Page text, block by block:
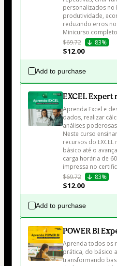
personalizados no
produtividade,
reduzindo erros
Minicurso
$69.72
83%
$12.00
Add to purchase
EXCEL Expert
Aprenda Excel e
dados, realizar
análises
Neste curso
recursos do
básico até o
carga horária de
impressa no
$69.72
83%
$12.00
Add to purchase
POWER BI
Aprenda todos os
prática, do básico
transformando